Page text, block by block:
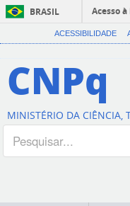
BRASIL
Acesso
ACESSIBILIDADE
CNPq
MINISTÉRIO DA CIÊNCIA,